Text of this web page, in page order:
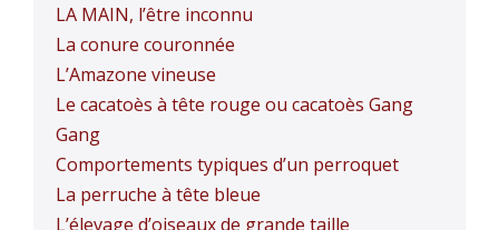
LA MAIN, l’être inconnu
La conure couronnée
L’Amazone vineuse
Le cacatoès à tête rouge ou cacatoès Gang
Gang
Comportements typiques d’un perroquet
La perruche à tête bleue
L’élevage d’oiseaux de grande taille